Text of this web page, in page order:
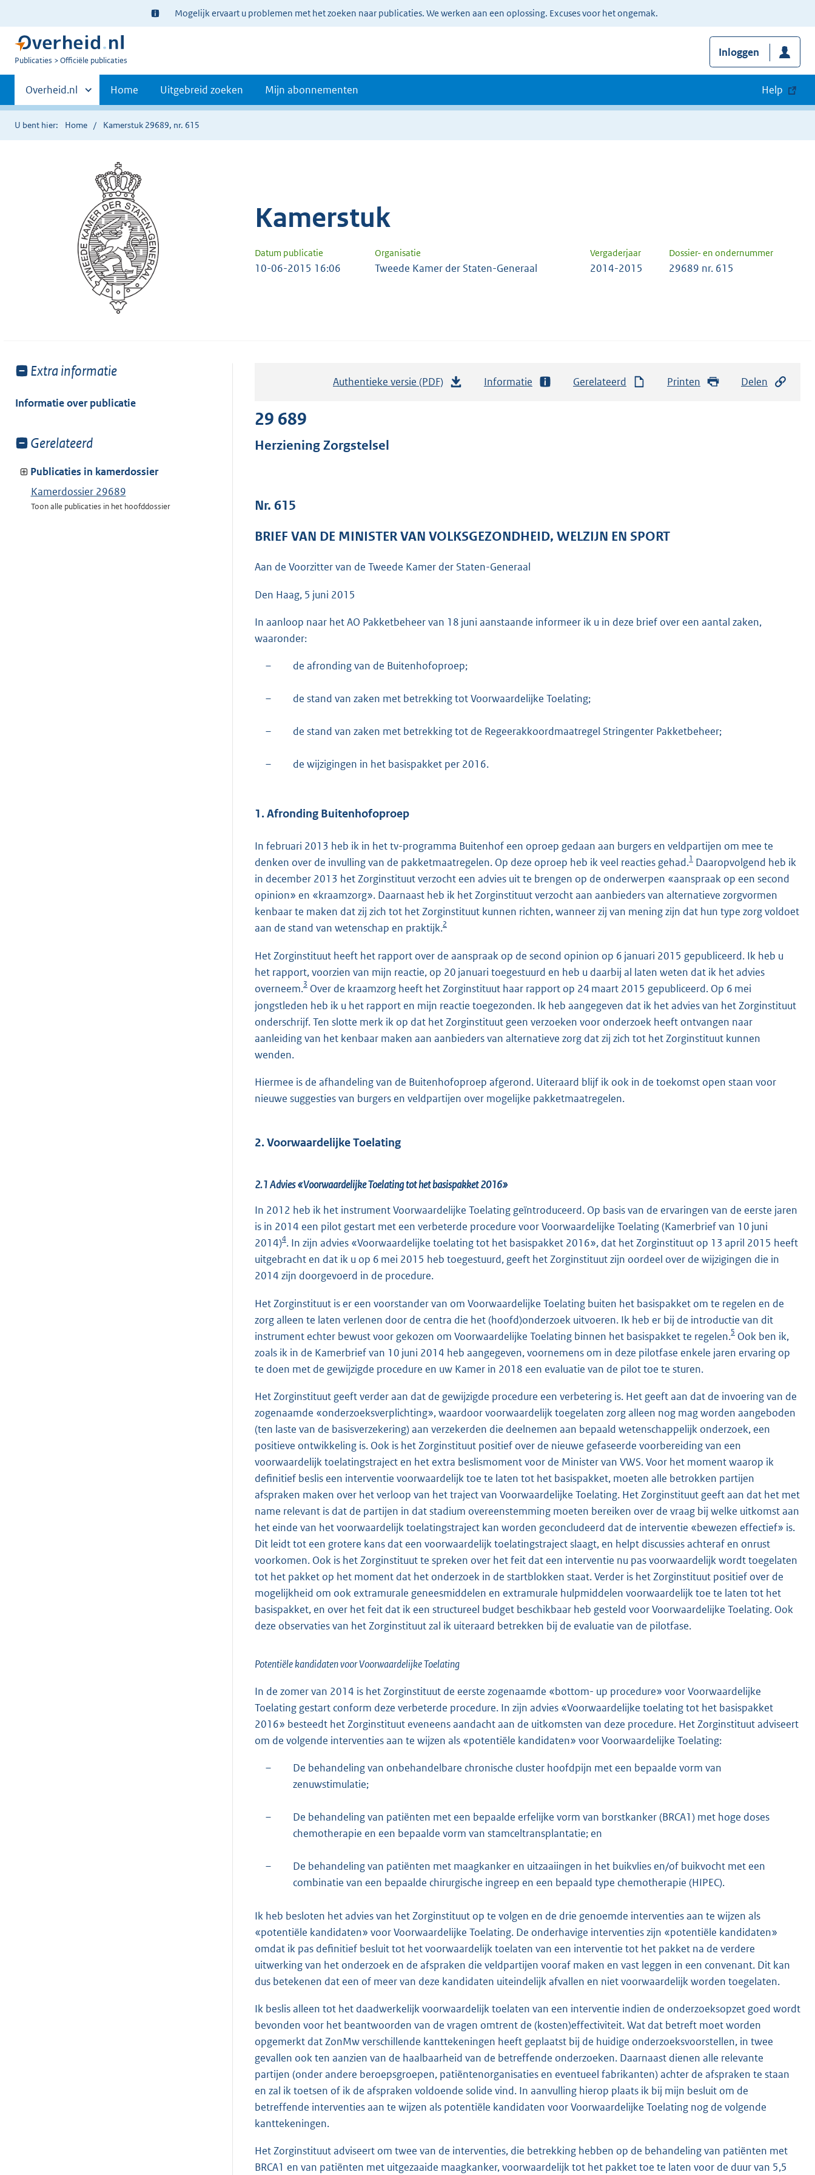
Ter
informatie:
Mogelijk ervaart u problemen met het zoeken naar publicaties. We werken aan een oplossing. Excuses voor het ongemak.
U
Publicaties Officiële publicaties
Inloggen
Primaire
navigatie
Andere
sites
binnen
Overheid.nl Home Uitgebreid zoeken Mijn abonnementen Help
U bent hier: Home Kamerstuk 29689, nr. 615
Kamerstuk
Datum publicatie Organisatie Vergaderjaar Dossier- en ondernummer
10-06-2015 16:06 Tweede Kamer der Staten-Generaal 2014-2015 29689 nr. 615
Toon
van:
Extra informatie
Informatie over publicatie
Toon
van:
Gerelateerd
Publicaties in kamerdossier
Kamerdossier 29689
Toon alle publicaties in het hoofddossier
Authentieke versie (PDF)
r
o
:
Informatie Gerelateerd Printen Delen
29 689
Herziening Zorgstelsel
Nr. 615
BRIEF VAN DE MINISTER VAN VOLKSGEZONDHEID, WELZIJN EN SPORT
Aan de Voorzitter van de Tweede Kamer der Staten-Generaal
Den Haag, 5 juni 2015
In aanloop naar het AO Pakketbeheer van 18 juni aanstaande informeer ik u in deze brief over een aantal zaken,
waaronder:
– de afronding van de Buitenhofoproep;
– de stand van zaken met betrekking tot Voorwaardelijke Toelating;
– de stand van zaken met betrekking tot de Regeerakkoordmaatregel Stringenter Pakketbeheer;
– de wijzigingen in het basispakket per 2016.
1. Afronding Buitenhofoproep
In februari 2013 heb ik in het tv-programma Buitenhof een oproep gedaan aan burgers en veldpartijen om mee te
denken over de invulling van de pakketmaatregelen. Op deze oproep heb ik veel reacties gehad.1 Daaropvolgend heb ik
in december 2013 het Zorginstituut verzocht een advies uit te brengen op de onderwerpen «aanspraak op een second
opinion» en «kraamzorg». Daarnaast heb ik het Zorginstituut verzocht aan aanbieders van alternatieve zorgvormen
kenbaar te maken dat zij zich tot het Zorginstituut kunnen richten, wanneer zij van mening zijn dat hun type zorg voldoet
aan de stand van wetenschap en praktijk.2
Het Zorginstituut heeft het rapport over de aanspraak op de second opinion op 6 januari 2015 gepubliceerd. Ik heb u
het rapport, voorzien van mijn reactie, op 20 januari toegestuurd en heb u daarbij al laten weten dat ik het advies
overneem.3 Over de kraamzorg heeft het Zorginstituut haar rapport op 24 maart 2015 gepubliceerd. Op 6 mei
jongstleden heb ik u het rapport en mijn reactie toegezonden. Ik heb aangegeven dat ik het advies van het Zorginstituut
onderschrijf. Ten slotte merk ik op dat het Zorginstituut geen verzoeken voor onderzoek heeft ontvangen naar
aanleiding van het kenbaar maken aan aanbieders van alternatieve zorg dat zij zich tot het Zorginstituut kunnen
wenden.
Hiermee is de afhandeling van de Buitenhofoproep afgerond. Uiteraard blijf ik ook in de toekomst open staan voor
nieuwe suggesties van burgers en veldpartijen over mogelijke pakketmaatregelen.
2. Voorwaardelijke Toelating
2.1 Advies «Voorwaardelijke Toelating tot het basispakket 2016»
In 2012 heb ik het instrument Voorwaardelijke Toelating geïntroduceerd. Op basis van de ervaringen van de eerste jaren
is in 2014 een pilot gestart met een verbeterde procedure voor Voorwaardelijke Toelating (Kamerbrief van 10 juni
2014)4. In zijn advies «Voorwaardelijke toelating tot het basispakket 2016», dat het Zorginstituut op 13 april 2015 heeft
uitgebracht en dat ik u op 6 mei 2015 heb toegestuurd, geeft het Zorginstituut zijn oordeel over de wijzigingen die in
2014 zijn doorgevoerd in de procedure.
Het Zorginstituut is er een voorstander van om Voorwaardelijke Toelating buiten het basispakket om te regelen en de
zorg alleen te laten verlenen door de centra die het (hoofd)onderzoek uitvoeren. Ik heb er bij de introductie van dit
instrument echter bewust voor gekozen om Voorwaardelijke Toelating binnen het basispakket te regelen.5 Ook ben ik,
zoals ik in de Kamerbrief van 10 juni 2014 heb aangegeven, voornemens om in deze pilotfase enkele jaren ervaring op
te doen met de gewijzigde procedure en uw Kamer in 2018 een evaluatie van de pilot toe te sturen.
Het Zorginstituut geeft verder aan dat de gewijzigde procedure een verbetering is. Het geeft aan dat de invoering van de
zogenaamde «onderzoeksverplichting», waardoor voorwaardelijk toegelaten zorg alleen nog mag worden aangeboden
(ten laste van de basisverzekering) aan verzekerden die deelnemen aan bepaald wetenschappelijk onderzoek, een
positieve ontwikkeling is. Ook is het Zorginstituut positief over de nieuwe gefaseerde voorbereiding van een
voorwaardelijk toelatingstraject en het extra beslismoment voor de Minister van VWS. Voor het moment waarop ik
definitief beslis een interventie voorwaardelijk toe te laten tot het basispakket, moeten alle betrokken partijen
afspraken maken over het verloop van het traject van Voorwaardelijke Toelating. Het Zorginstituut geeft aan dat het met
name relevant is dat de partijen in dat stadium overeenstemming moeten bereiken over de vraag bij welke uitkomst aan
het einde van het voorwaardelijk toelatingstraject kan worden geconcludeerd dat de interventie «bewezen effectief» is.
Dit leidt tot een grotere kans dat een voorwaardelijk toelatingstraject slaagt, en helpt discussies achteraf en onrust
voorkomen. Ook is het Zorginstituut te spreken over het feit dat een interventie nu pas voorwaardelijk wordt toegelaten
tot het pakket op het moment dat het onderzoek in de startblokken staat. Verder is het Zorginstituut positief over de
mogelijkheid om ook extramurale geneesmiddelen en extramurale hulpmiddelen voorwaardelijk toe te laten tot het
basispakket, en over het feit dat ik een structureel budget beschikbaar heb gesteld voor Voorwaardelijke Toelating. Ook
deze observaties van het Zorginstituut zal ik uiteraard betrekken bij de evaluatie van de pilotfase.
Potentiële kandidaten voor Voorwaardelijke Toelating
In de zomer van 2014 is het Zorginstituut de eerste zogenaamde «bottom- up procedure» voor Voorwaardelijke
Toelating gestart conform deze verbeterde procedure. In zijn advies «Voorwaardelijke toelating tot het basispakket
2016» besteedt het Zorginstituut eveneens aandacht aan de uitkomsten van deze procedure. Het Zorginstituut adviseert
om de volgende interventies aan te wijzen als «potentiële kandidaten» voor Voorwaardelijke Toelating:
–
De behandeling van onbehandelbare chronische cluster hoofdpijn met een bepaalde vorm van
zenuwstimulatie;
–
De behandeling van patiënten met een bepaalde erfelijke vorm van borstkanker (BRCA1) met hoge doses
chemotherapie en een bepaalde vorm van stamceltransplantatie; en
–
De behandeling van patiënten met maagkanker en uitzaaiingen in het buikvlies en/of buikvocht met een
combinatie van een bepaalde chirurgische ingreep en een bepaald type chemotherapie (HIPEC).
Ik heb besloten het advies van het Zorginstituut op te volgen en de drie genoemde interventies aan te wijzen als
«potentiële kandidaten» voor Voorwaardelijke Toelating. De onderhavige interventies zijn «potentiële kandidaten»
omdat ik pas definitief besluit tot het voorwaardelijk toelaten van een interventie tot het pakket na de verdere
uitwerking van het onderzoek en de afspraken die veldpartijen vooraf maken en vast leggen in een convenant. Dit kan
dus betekenen dat een of meer van deze kandidaten uiteindelijk afvallen en niet voorwaardelijk worden toegelaten.
Ik beslis alleen tot het daadwerkelijk voorwaardelijk toelaten van een interventie indien de onderzoeksopzet goed wordt
bevonden voor het beantwoorden van de vragen omtrent de (kosten)effectiviteit. Wat dat betreft moet worden
opgemerkt dat ZonMw verschillende kanttekeningen heeft geplaatst bij de huidige onderzoeksvoorstellen, in twee
gevallen ook ten aanzien van de haalbaarheid van de betreffende onderzoeken. Daarnaast dienen alle relevante
partijen (onder andere beroepsgroepen, patiëntenorganisaties en eventueel fabrikanten) achter de afspraken te staan
en zal ik toetsen of ik de afspraken voldoende solide vind. In aanvulling hierop plaats ik bij mijn besluit om de
betreffende interventies aan te wijzen als potentiële kandidaten voor Voorwaardelijke Toelating nog de volgende
kanttekeningen.
Het Zorginstituut adviseert om twee van de interventies, die betrekking hebben op de behandeling van patiënten met
BRCA1 en van patiënten met uitgezaaide maagkanker, voorwaardelijk tot het pakket toe te laten voor de duur van 5,5